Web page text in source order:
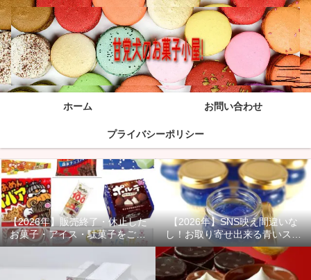
ホーム お問い合わせ
プライバシーポリシー
【2026年】販売終了・休止した
お菓子・アイス・駄菓子をご紹
介！
【2026年】SNS映え間違いな
し！お取り寄せ出来る青いスイ
ーツ商品をご紹介！